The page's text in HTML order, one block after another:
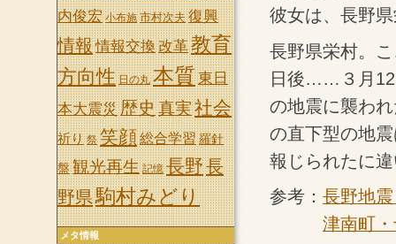
彼女は、長野
長野県栄村。
日後……３月12
の地震に襲わ
の直下型の地
報じられたに
参考： 長野地
津南町
内俊宏 小布施 市村次夫 復興
情報情報交換 改革教育
方向性 日の丸 本質東日
本大震災 歴史 真実社会
祈り 祭 笑顔総合学習 羅針
盤 観光再生 記憶 長野長
野県駒村みどり
メタ情報